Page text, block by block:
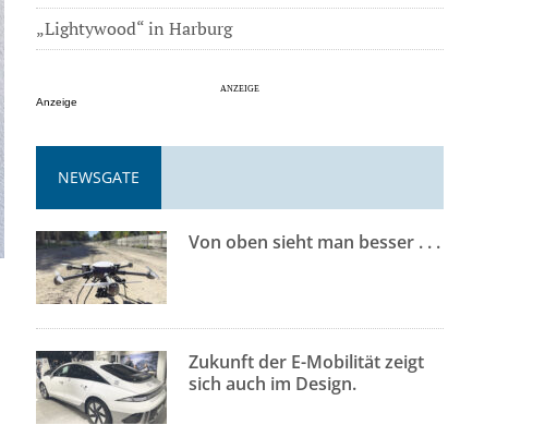
„Lightywood“ in Harburg
Anzeige
NEWSGATE
Von oben sieht man besser . . .
Zukunft der E-Mobilität zeigt
sich auch im Design.